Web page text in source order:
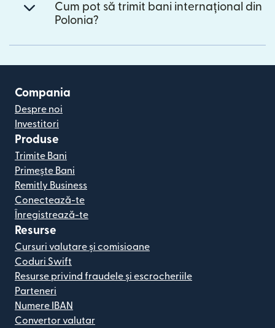
Cum pot să trimit bani internațional din
Polonia?
Compania
Despre noi
Investitori
Produse
Trimite Bani
Primește Bani
Remitly Business
Conectează-te
Înregistrează-te
Resurse
Cursuri valutare și comisioane
Coduri Swift
Resurse privind fraudele și escrocheriile
Parteneri
Numere IBAN
Convertor valutar